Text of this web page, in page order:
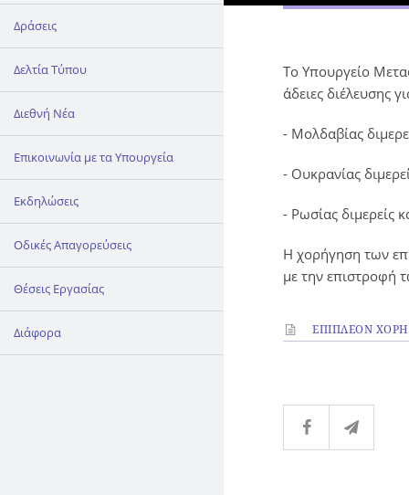
Δράσεις
Δελτία Τύπου
Διεθνή Νέα
Επικοινωνία με τα Υπουργεία
Εκδηλώσεις
Οδικές Απαγορεύσεις
Θέσεις Εργασίας
Διάφορα
Το Υπουργείο
άδειες διέλευσης
- Μολδαβίας
- Ουκρανίας
- Ρωσίας διμερείς
Η χορήγηση των
με την επιστροφή
ΕΠΙΠΛΕΟΝ